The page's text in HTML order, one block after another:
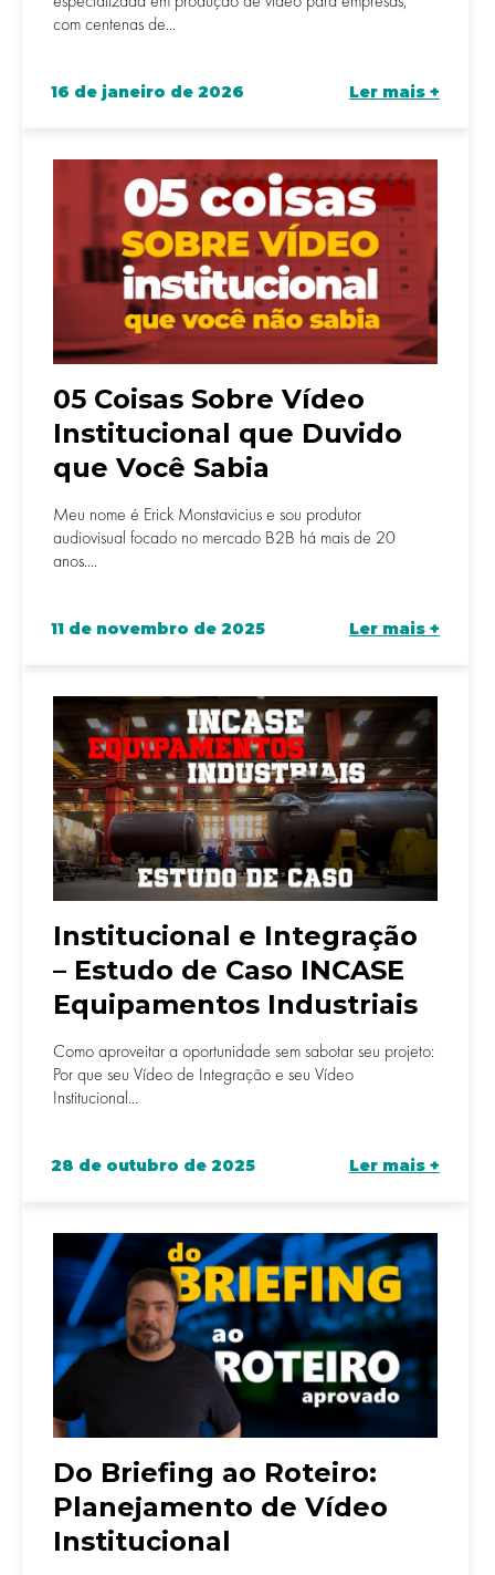
com centenas de...
16 de janeiro de 2026 Ler mais +
05 Coisas Sobre Vídeo
Institucional que Duvido
que Você Sabia
Meu nome é Erick Monstavicius e sou produtor
audiovisual focado no mercado B2B há mais de 20
anos....
11 de novembro de 2025 Ler mais +
Institucional e Integração
– Estudo de Caso INCASE
Equipamentos Industriais
Como aproveitar a oportunidade sem sabotar seu projeto:
Por que seu Vídeo de Integração e seu Vídeo
Institucional...
28 de outubro de 2025 Ler mais +
Do Briefing ao Roteiro:
Planejamento de Vídeo
Institucional